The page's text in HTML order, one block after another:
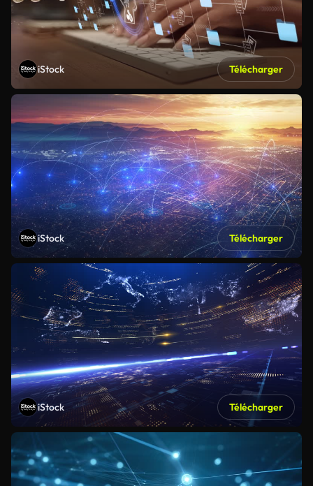
iStock Télécharger
iStock Télécharger
iStock Télécharger